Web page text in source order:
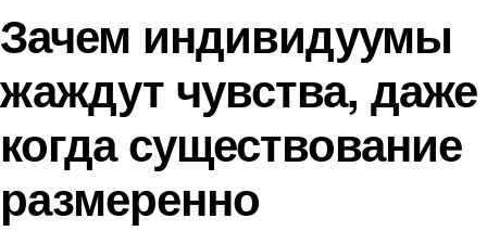
Зачем индивидуумы
жаждут чувства, даже
когда существование
размеренно